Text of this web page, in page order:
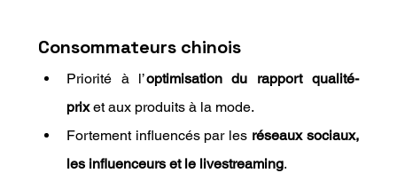
Consommateurs chinois
Priorité à l’optimisation du rapport qualité-
prix et aux produits à la mode.
Fortement influencés par les réseaux sociaux,
les influenceurs et le livestreaming.